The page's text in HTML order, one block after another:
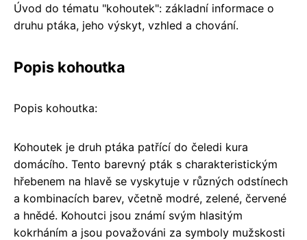
Úvod do tématu "kohoutek": základní informace o
druhu ptáka, jeho výskyt, vzhled a chování.
Popis kohoutka
Popis kohoutka:
Kohoutek je druh ptáka patřící do čeledi kura
domácího. Tento barevný pták s charakteristickým
hřebenem na hlavě se vyskytuje v různých odstínech
a kombinacích barev, včetně modré, zelené, červené
a hnědé. Kohoutci jsou známí svým hlasitým
kokrháním a jsou považováni za symboly mužskosti